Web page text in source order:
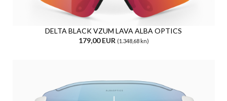
DELTA BLACK VZUM LAVA ALBA OPTICS
179,00 EUR (1.348,68 kn)